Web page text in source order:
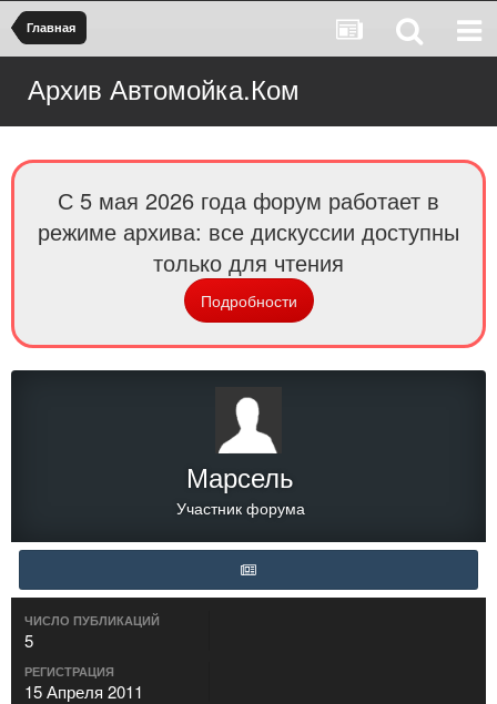
Главная
Архив Автомойка.Ком
С 5 мая 2026 года форум работает в
режиме архива: все дискуссии доступны
только для чтения
Подробности
Марсель
Участник форума
ЧИСЛО ПУБЛИКАЦИЙ
5
РЕГИСТРАЦИЯ
15 Апреля 2011